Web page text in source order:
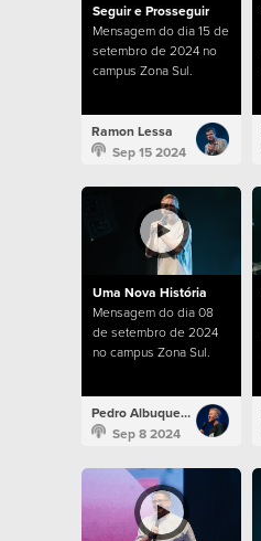
Seguir e Prosseguir
Mensagem do dia 15 de
setembro de 2024 no
campus Zona Sul.
Ramon Lessa
Sep 15 2024
Uma Nova História
Mensagem do dia 08
de setembro de 2024
no campus Zona Sul.
Pedro Albuquerque
Sep 8 2024